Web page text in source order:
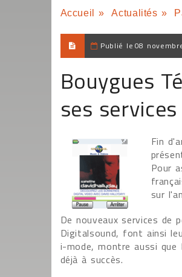
Accueil » Actualités »
Publié le 08
Bouygues
ses
Fin
Pour
sur
De nouveaux services de
Digitalsound, font ainsi
i-mode, montre aussi
déjà à succès.